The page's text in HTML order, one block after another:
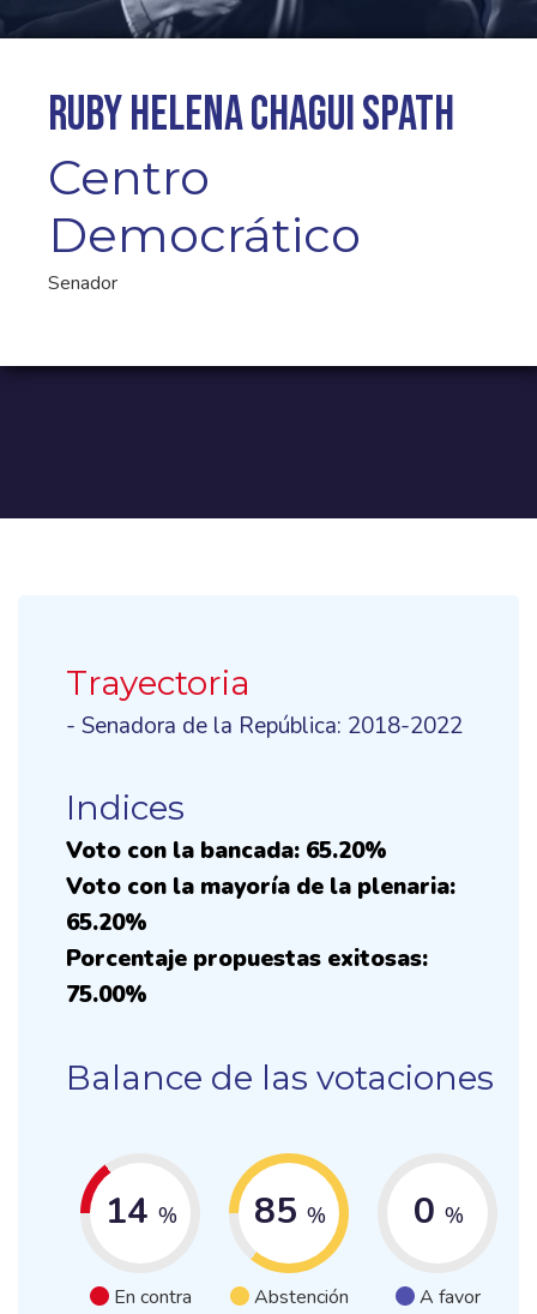
Ruby Helena Chagui Spath
Centro
Democrático
Senador
Trayectoria
- Senadora de la República: 2018-2022
Indices
Voto con la bancada: 65.20%
Voto con la mayoría de la plenaria:
65.20%
Porcentaje propuestas exitosas:
75.00%
Balance de las votaciones
14 %
En contra
85 %
Abstención
0 %
A favor